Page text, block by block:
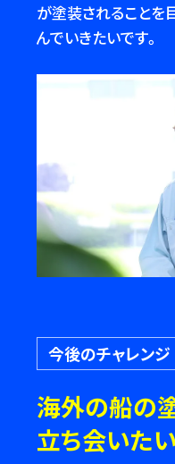
が塗装されることを
んでいきたいです。
今後のチャレンジ
海外の船の
立ち会いた